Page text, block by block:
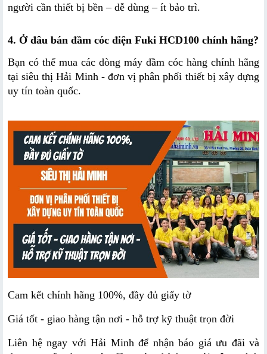
người cần thiết bị bền – dễ dùng – ít bảo trì.
4. Ở đâu bán đầm cóc điện Fuki HCD100 chính hãng?
Bạn có thể mua các dòng máy đầm cóc hàng chính hãng
tại siêu thị Hải Minh - đơn vị phân phối thiết bị xây dựng
uy tín toàn quốc.
Cam kết chính hãng 100%, đầy đủ giấy tờ
Giá tốt - giao hàng tận nơi - hỗ trợ kỹ thuật trọn đời
Liên hệ ngay với Hải Minh để nhận báo giá ưu đãi và